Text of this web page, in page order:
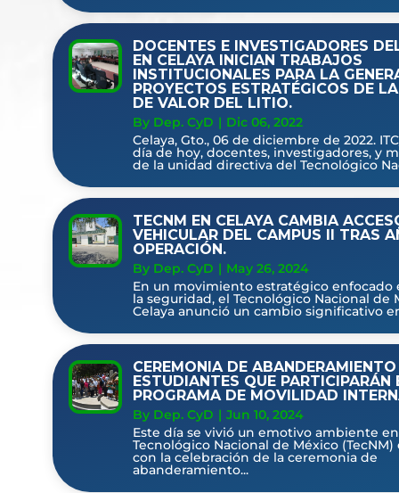
DOCENTES E INVESTIGADORES
EN CELAYA INICIAN TRABAJOS
INSTITUCIONALES PARA LA
PROYECTOS ESTRATÉGICOS DE
DE VALOR DEL LITIO.
By Dep. CyD | Dic 06, 2022
Celaya, Gto., 06 de diciembre de 2022.
día de hoy, docentes, investigadores, y
de la unidad directiva del Tecnológico
TECNM EN CELAYA CAMBIA
VEHICULAR DEL CAMPUS II TRAS
OPERACIÓN.
By Dep. CyD | May 26, 2024
En un movimiento estratégico enfocado
la seguridad, el Tecnológico Nacional de
Celaya anunció un cambio significativo
CEREMONIA DE
ESTUDIANTES QUE PARTICIPARÁN
PROGRAMA DE MOVILIDAD
By Dep. CyD | Jun 10, 2024
Este día se vivió un emotivo ambiente
Tecnológico Nacional de México (TecNM)
con la celebración de la ceremonia de
abanderamiento...